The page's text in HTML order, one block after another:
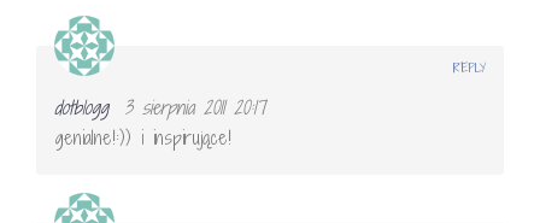
dotblogg
3 sierpnia 2011 20:17
genialne!:)) i inspirujące!
REPLY